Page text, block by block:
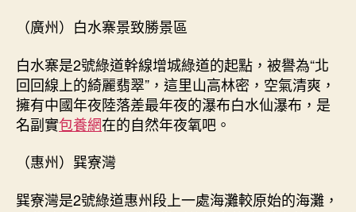
（廣州）白水寨景致勝景區
白水寨是2號綠道幹線增城綠道的起點，被譽為“北
回回線上的綺麗翡翠”，這里山高林密，空氣清爽，
擁有中國年夜陸落差最年夜的瀑布白水仙瀑布，是
名副實包養網在的自然年夜氧吧。
（惠州）巽寮灣
巽寮灣是2號綠道惠州段上一處海灘較原始的海灘，